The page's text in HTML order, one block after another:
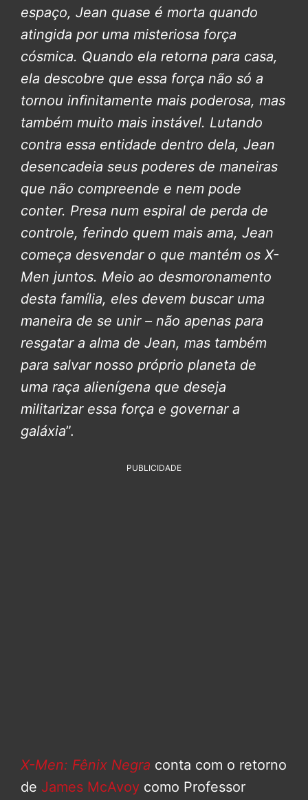
espaço, Jean quase é morta quando
atingida por uma misteriosa força
cósmica. Quando ela retorna para casa,
ela descobre que essa força não só a
tornou infinitamente mais poderosa, mas
também muito mais instável. Lutando
contra essa entidade dentro dela, Jean
desencadeia seus poderes de maneiras
que não compreende e nem pode
conter. Presa num espiral de perda de
controle, ferindo quem mais ama, Jean
começa desvendar o que mantém os X-
Men juntos. Meio ao desmoronamento
desta família, eles devem buscar uma
maneira de se unir – não apenas para
resgatar a alma de Jean, mas também
para salvar nosso próprio planeta de
uma raça alienígena que deseja
militarizar essa força e governar a
galáxia”.
PUBLICIDADE
X-Men: Fênix Negra conta com o retorno
de James McAvoy como Professor